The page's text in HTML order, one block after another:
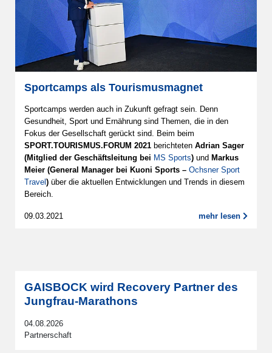
Sportcamps als Tourismusmagnet
Sportcamps werden auch in Zukunft gefragt sein. Denn
Gesundheit, Sport und Ernährung sind Themen, die in den
Fokus der Gesellschaft gerückt sind. Beim beim
SPORT.TOURISMUS.FORUM 2021 berichteten Adrian Sager
(Mitglied der Geschäftsleitung bei MS Sports) und Markus
Meier (General Manager bei Kuoni Sports – Ochsner Sport
Travel ) über die aktuellen Entwicklungen und Trends in diesem
Bereich.
09.03.2021 mehr lesen
GAISBOCK wird Recovery Partner des
Jungfrau-Marathons
04.08.2026
Partnerschaft